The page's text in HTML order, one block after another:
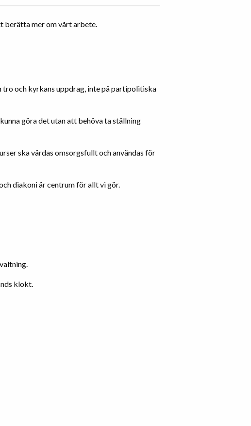
berätta mer om vårt arbete.
tro och kyrkans uppdrag, inte på partipolitiska
göra det utan att behöva ta ställning
ska vårdas omsorgsfullt och användas för
diakoni är centrum för allt vi gör.
klokt.